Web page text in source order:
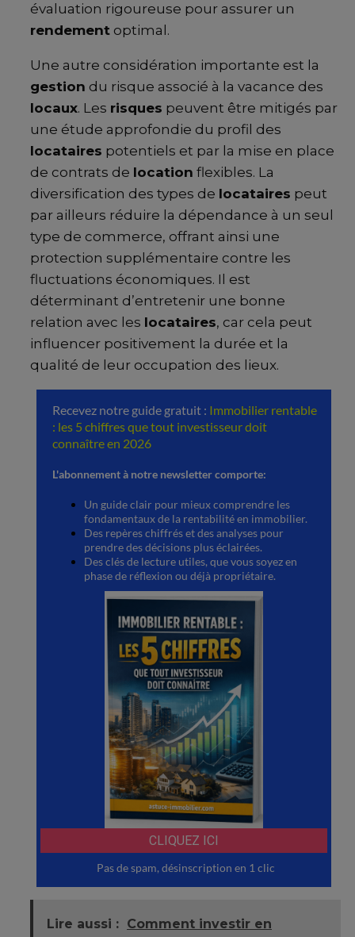
évaluation rigoureuse pour assurer un
rendement optimal.
Une autre considération importante est la
gestion du risque associé à la vacance des
locaux. Les risques peuvent être mitigés par
une étude approfondie du profil des
locataires potentiels et par la mise en place
de contrats de location flexibles. La
diversification des types de locataires peut
par ailleurs réduire la dépendance à un seul
type de commerce, offrant ainsi une
protection supplémentaire contre les
fluctuations économiques. Il est
déterminant d’entretenir une bonne
relation avec les locataires, car cela peut
influencer positivement la durée et la
qualité de leur occupation des lieux.
Lire aussi : Comment investir en